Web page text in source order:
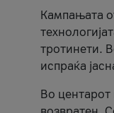
Кампањата
тротинети.
испраќа
Во